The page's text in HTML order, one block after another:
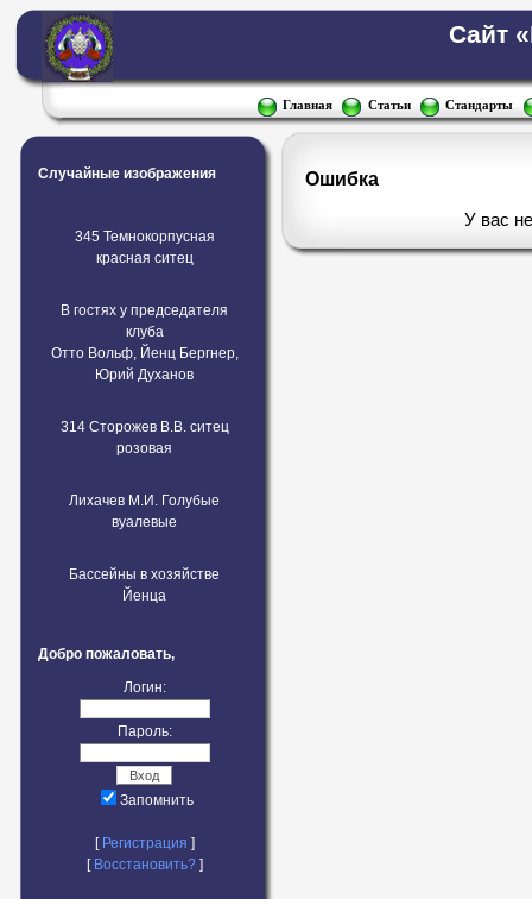
Сайт
Главная Статьи Стандарты
Случайные изображения
345 Темнокорпусная
красная ситец
В гостях у председателя
клуба
Отто Вольф, Йенц Бергнер,
Юрий Духанов
314 Сторожев В.В. ситец
розовая
Лихачев М.И. Голубые
вуалевые
Бассейны в хозяйстве
Йенца
Добро пожаловать,
Логин:
Пароль:
Запомнить
[ Регистрация ]
[ Восстановить?]
Ошибка
У вас